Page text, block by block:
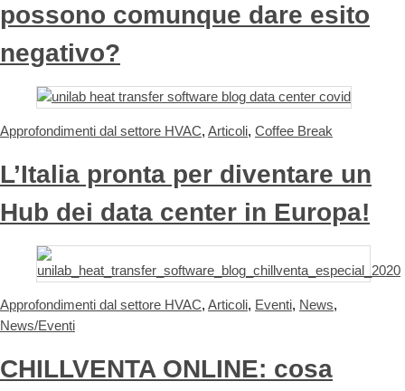
possono comunque dare esito
negativo?
Approfondimenti dal settore HVAC, Articoli, Coffee Break
L’Italia pronta per diventare un
Hub dei data center in Europa!
Approfondimenti dal settore HVAC, Articoli, Eventi, News,
News/Eventi
CHILLVENTA ONLINE: cosa